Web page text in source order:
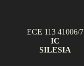
ECE 113 41006/7
IC
SILESIA